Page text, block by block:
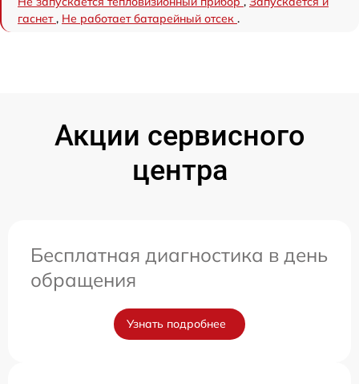
гаснет, Не работает батарейный отсек .
Акции сервисного
центра
Бесплатная диагностика в день
обращения
Узнать подробнее